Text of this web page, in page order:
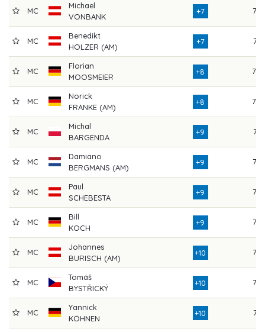
MC
Michael
VONBANK
+7 73
MC
Benedikt
HOLZER (AM)
+7 71
MC
Florian
MOOSMEIER
+8 78
MC
Norick
FRANKE (AM)
+8 70
MC
Michal
BARGENDA
+9 74
MC
Damiano
BERGMANS (AM)
+9 75
MC
Paul
SCHEBESTA
+9 75
MC
Bill
KOCH
+9 73
MC
Johannes
BURISCH (AM)
+10 76
MC
Tomáš
BYSTŘICKÝ
+10 75
MC
Yannick
KÖHNEN
+10 74